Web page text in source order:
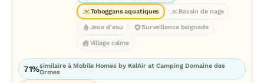
Toboggans aquatiques Bassin de nage
Jeux d'eau Surveillance baignade
Village calme
71%similaire à Mobile Homes by KelAir at Camping Domaine des
Ormes